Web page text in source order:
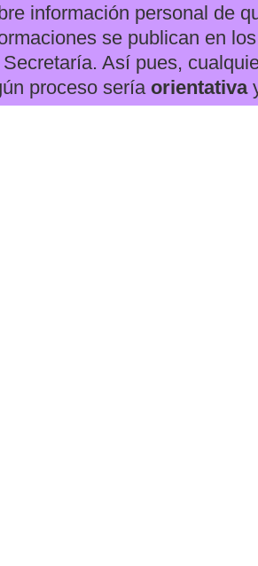
información personal de
se publican en
Secretaría. Así pues,
proceso sería orientativa